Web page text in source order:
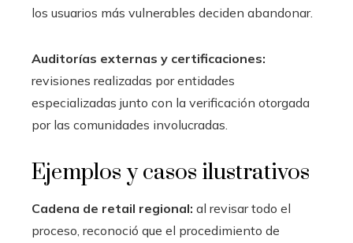
los usuarios más vulnerables deciden abandonar.
Auditorías externas y certificaciones:
revisiones realizadas por entidades
especializadas junto con la verificación otorgada
por las comunidades involucradas.
Ejemplos y casos ilustrativos
Cadena de retail regional: al revisar todo el
proceso, reconoció que el procedimiento de